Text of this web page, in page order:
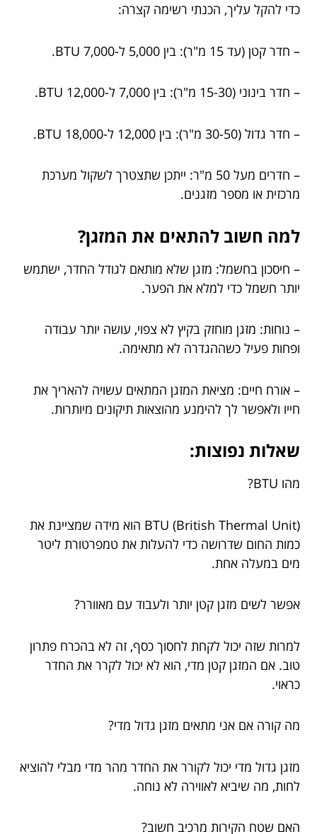
כדי להקל עליך, הכנתי רשימה קצרה:
– חדר קטן (עד 15 מ"ר): בין 5,000 ל-7,000 BTU.
– חדר בינוני (15-30 מ"ר): בין 7,000 ל-12,000 BTU.
– חדר גדול (30-50 מ"ר): בין 12,000 ל-18,000 BTU.
– חדרים מעל 50 מ"ר: ייתכן שתצטרך לשקול מערכת
מרכזית או מספר מזגנים.
למה חשוב להתאים את המזגן?
– חיסכון בחשמל: מזגן שלא מותאם לגודל החדר, ישתמש
יותר חשמל כדי למלא את הפער.
– נוחות: מזגן מוחזק בקיץ לא צפוי, עושה יותר עבודה
ופחות פעיל כשההגדרה לא מתאימה.
– אורח חיים: מציאת המזגן המתאים עשויה להאריך את
חייו ולאפשר לך להימנע מהוצאות תיקונים מיותרות.
שאלות נפוצות:
מהו BTU?
BTU (British Thermal Unit) הוא מידה שמציינת את
כמות החום שדרושה כדי להעלות את טמפרטורת ליטר
מים במעלה אחת.
אפשר לשים מזגן קטן יותר ולעבוד עם מאוורר?
למרות שזה יכול לקחת לחסוך כסף, זה לא בהכרח פתרון
טוב. אם המזגן קטן מדי, הוא לא יכול לקרר את החדר
כראוי.
מה קורה אם אני מתאים מזגן גדול מדי?
מזגן גדול מדי יכול לקורר את החדר מהר מדי מבלי להוציא
לחות, מה שיביא לאווירה לא נוחה.
האם שטח הקירות מרכיב חשוב?